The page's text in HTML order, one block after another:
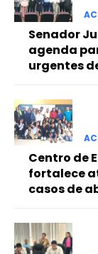
Senador
agenda
urgentes
Centro de
fortalece
casos de